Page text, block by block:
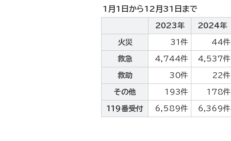
1月1日から12月31日まで
2023年 2024年
火災 31件 44件
救急 4,744件 4,537件
救助 30件 22件
その他 193件 178件
119番受付 6,589件 6,369件